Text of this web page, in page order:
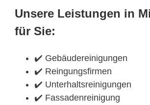
Unsere Leistungen in
für Sie:
✔️ Gebäudereinigungen
✔️ Reingungsfirmen
✔️ Unterhaltsreinigungen
✔️ Fassadenreinigung